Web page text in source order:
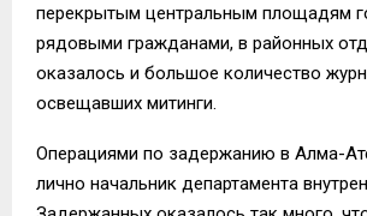
перекрытым центральным площадям
рядовыми гражданами, в районных
оказалось и большое количество
освещавших митинги.
Операциями по задержанию в Алма-
лично начальник департамента